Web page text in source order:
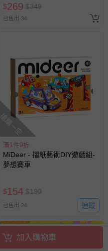
$269 $349
已售出 34
搶購一空
滿1件9折
MiDeer - 摺紙藝術DIY遊戲組-
夢想賽車
$154 $190
已售出 24 追蹤
加入購物車